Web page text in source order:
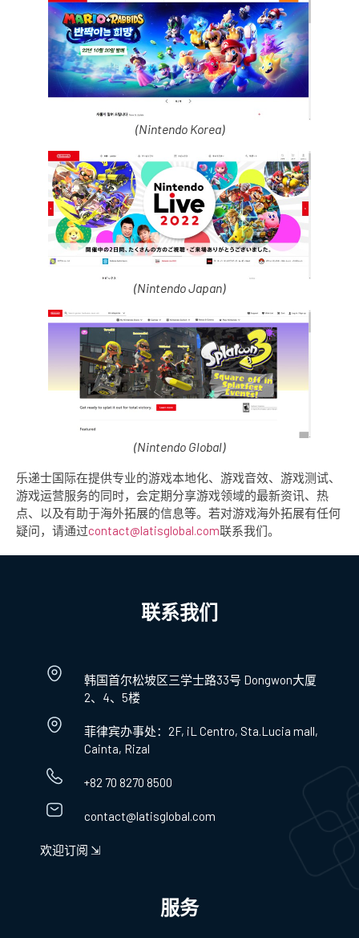
(Nintendo Korea)
(Nintendo Japan)
(Nintendo Global)
乐递士国际在提供专业的游戏本地化、游戏音效、游戏测试、
游戏运营服务的同时，会定期分享游戏领域的最新资讯、热
点、以及有助于海外拓展的信息等。若对游戏海外拓展有任何
疑问，请通过contact@latisglobal.com联系我们。
联系我们
韩国首尔松坡区三学士路33号 Dongwon大厦
2、4、5楼
菲律宾办事处：2F, iL Centro, Sta.Lucia mall,
Cainta, Rizal
+82 70 8270 8500
contact@latisglobal.com
欢迎订阅 ⇲
服务